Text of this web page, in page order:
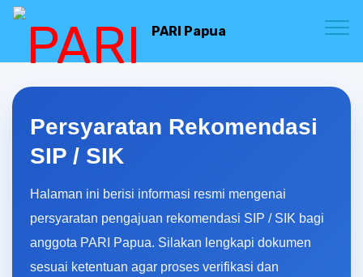
PARI Papua
Persyaratan Rekomendasi
SIP / SIK
Halaman ini berisi informasi resmi mengenai
persyaratan pengajuan rekomendasi SIP / SIK bagi
anggota PARI Papua. Silakan lengkapi dokumen
sesuai ketentuan agar proses verifikasi dan